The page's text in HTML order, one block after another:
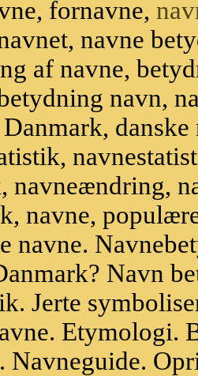
fornavne,
navne
af navne,
navn,
navneændring,
navne,
navne.
Navn
Jerte
Etymologi.
Navneguide.